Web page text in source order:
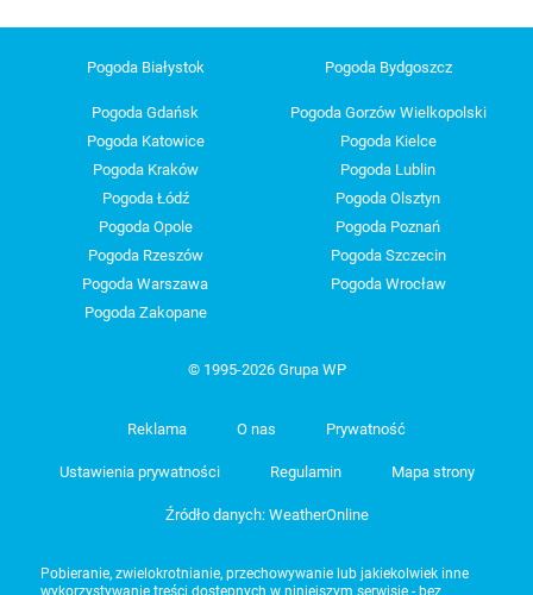
Pogoda Białystok Pogoda Bydgoszcz
Pogoda Gdańsk
Pogoda Gorzów Wielkopolski
Pogoda Katowice
Pogoda Kielce
Pogoda Kraków
Pogoda Lublin
Pogoda Łódź
Pogoda Olsztyn
Pogoda Opole
Pogoda Poznań
Pogoda Rzeszów
Pogoda Szczecin
Pogoda Warszawa
Pogoda Wrocław
Pogoda Zakopane
© 1995-2026 Grupa WP
Reklama O nas Prywatność
Ustawienia prywatności Regulamin Mapa strony
Źródło danych: WeatherOnline
Pobieranie, zwielokrotnianie, przechowywanie lub jakiekolwiek inne
wykorzystywanie treści dostępnych w niniejszym serwisie - bez